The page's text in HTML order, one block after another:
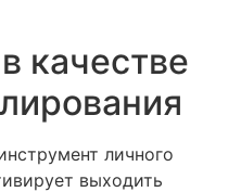
качестве
личного
выходить